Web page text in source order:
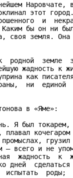
Наровчате,
этот
и
бы он ни
своя земля.
родной  земле
жадность к
как
ни  единой
в «Яме»:
Я был
плавал
– всего и не
жадность  к
дней
испытать  роды;